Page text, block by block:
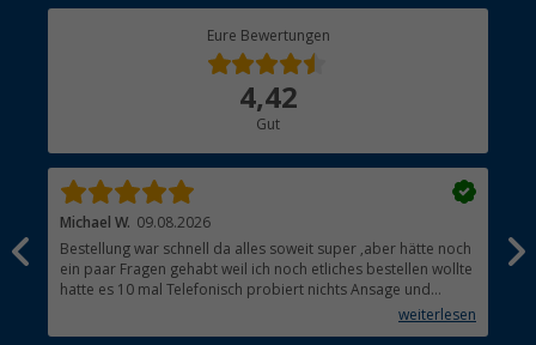
Eure Bewertungen
4,42
Gut
Michael W. 09.08.2026
Bestellung war schnell da alles soweit super ,aber hätte noch
ein paar Fragen gehabt weil ich noch etliches bestellen wollte
hatte es 10 mal Telefonisch probiert nichts Ansage und
weiterlesen
Ich